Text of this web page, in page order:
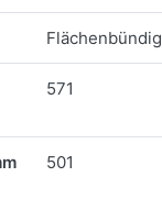
Flächenbündig
571
501